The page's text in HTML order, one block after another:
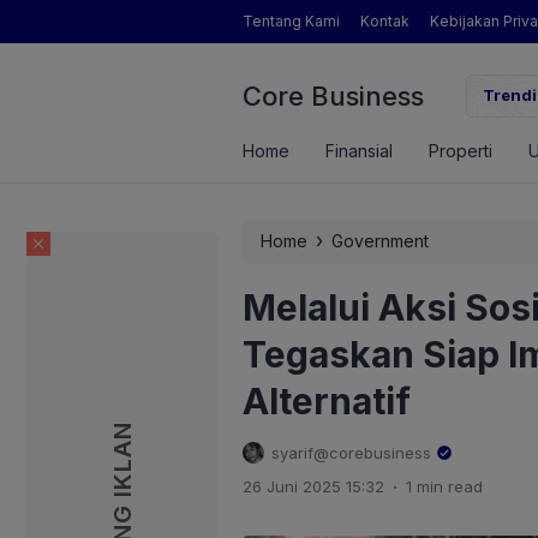
Tentang Kami Kontak Kebijakan
Core Business
Pertanian yang Dimaksud Mentan Amran?
Home Finansial Properti
Home › Government
Melalui Aksi
Tegaskan Siap
Alternatif
syarif@corebusiness
26 Juni 2025 15:32 . 1 min read